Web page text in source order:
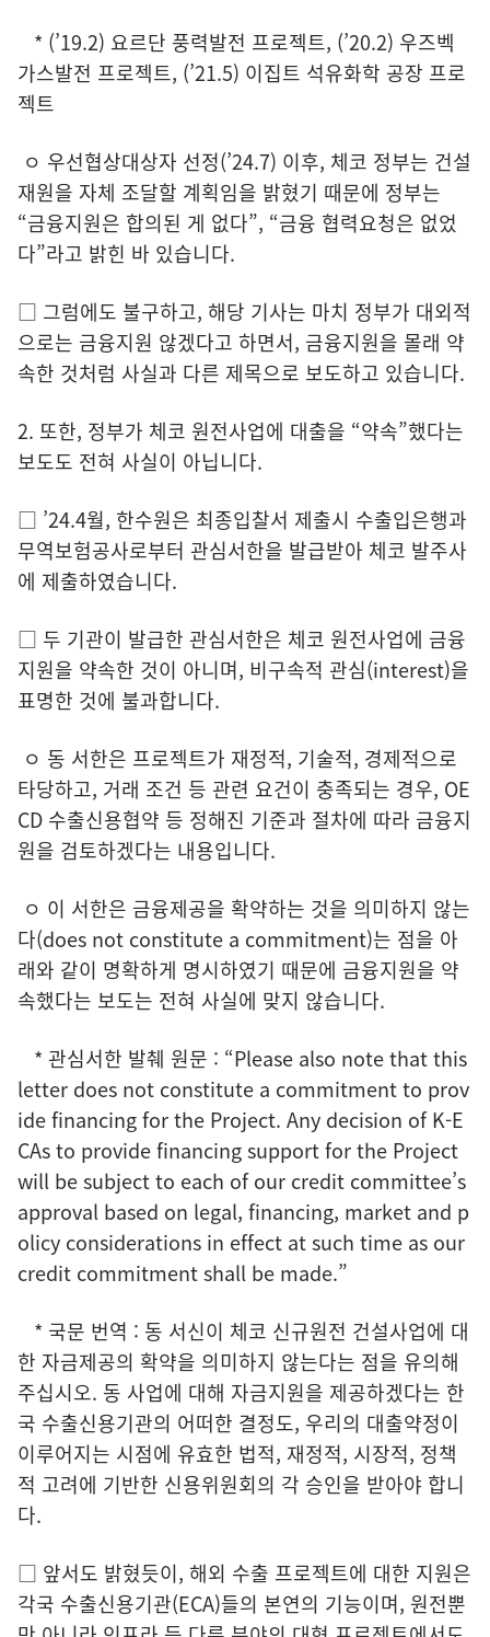
* (’19.2) 요르단 풍력발전 프로젝트, (’20.2) 우즈벡
가스발전 프로젝트, (’21.5) 이집트 석유화학 공장 프로
젝트
ㅇ 우선협상대상자 선정(’24.7) 이후, 체코 정부는 건설
재원을 자체 조달할 계획임을 밝혔기 때문에 정부는
“금융지원은 합의된 게 없다”, “금융 협력요청은 없었
다”라고 밝힌 바 있습니다.
□ 그럼에도 불구하고, 해당 기사는 마치 정부가 대외적
으로는 금융지원 않겠다고 하면서, 금융지원을 몰래 약
속한 것처럼 사실과 다른 제목으로 보도하고 있습니다.
2. 또한, 정부가 체코 원전사업에 대출을 “약속”했다는
보도도 전혀 사실이 아닙니다.
□ ’24.4월, 한수원은 최종입찰서 제출시 수출입은행과
무역보험공사로부터 관심서한을 발급받아 체코 발주사
에 제출하였습니다.
□ 두 기관이 발급한 관심서한은 체코 원전사업에 금융
지원을 약속한 것이 아니며, 비구속적 관심(interest)을
표명한 것에 불과합니다.
ㅇ 동 서한은 프로젝트가 재정적, 기술적, 경제적으로
타당하고, 거래 조건 등 관련 요건이 충족되는 경우, OE
CD 수출신용협약 등 정해진 기준과 절차에 따라 금융지
원을 검토하겠다는 내용입니다.
ㅇ 이 서한은 금융제공을 확약하는 것을 의미하지 않는
다(does not constitute a commitment)는 점을 아
래와 같이 명확하게 명시하였기 때문에 금융지원을 약
속했다는 보도는 전혀 사실에 맞지 않습니다.
* 관심서한 발췌 원문 : “Please also note that this
letter does not constitute a commitment to prov
ide financing for the Project. Any decision of K-E
CAs to provide financing support for the Project
will be subject to each of our credit committee’s
approval based on legal, financing, market and p
olicy considerations in effect at such time as our
credit commitment shall be made.”
* 국문 번역 : 동 서신이 체코 신규원전 건설사업에 대
한 자금제공의 확약을 의미하지 않는다는 점을 유의해
주십시오. 동 사업에 대해 자금지원을 제공하겠다는 한
국 수출신용기관의 어떠한 결정도, 우리의 대출약정이
이루어지는 시점에 유효한 법적, 재정적, 시장적, 정책
적 고려에 기반한 신용위원회의 각 승인을 받아야 합니
다.
□ 앞서도 밝혔듯이, 해외 수출 프로젝트에 대한 지원은
각국 수출신용기관(ECA)들의 본연의 기능이며, 원전뿐